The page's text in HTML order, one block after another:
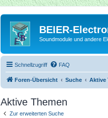
BEIER-
Soundmodule und andere
Schnellzugriff FAQ
Foren-Übersicht Suche Aktive
Aktive Themen
Zur erweiterten Suche